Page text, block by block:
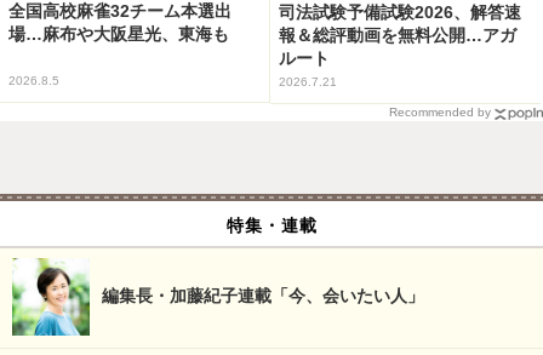
全国高校麻雀32チーム本選出
場…麻布や大阪星光、東海も
2026.8.5
司法試験予備試験2026、解答速
報＆総評動画を無料公開…アガ
ルート
2026.7.21
Recommended by
特集・連載
編集長・加藤紀子連載「今、会いたい人」